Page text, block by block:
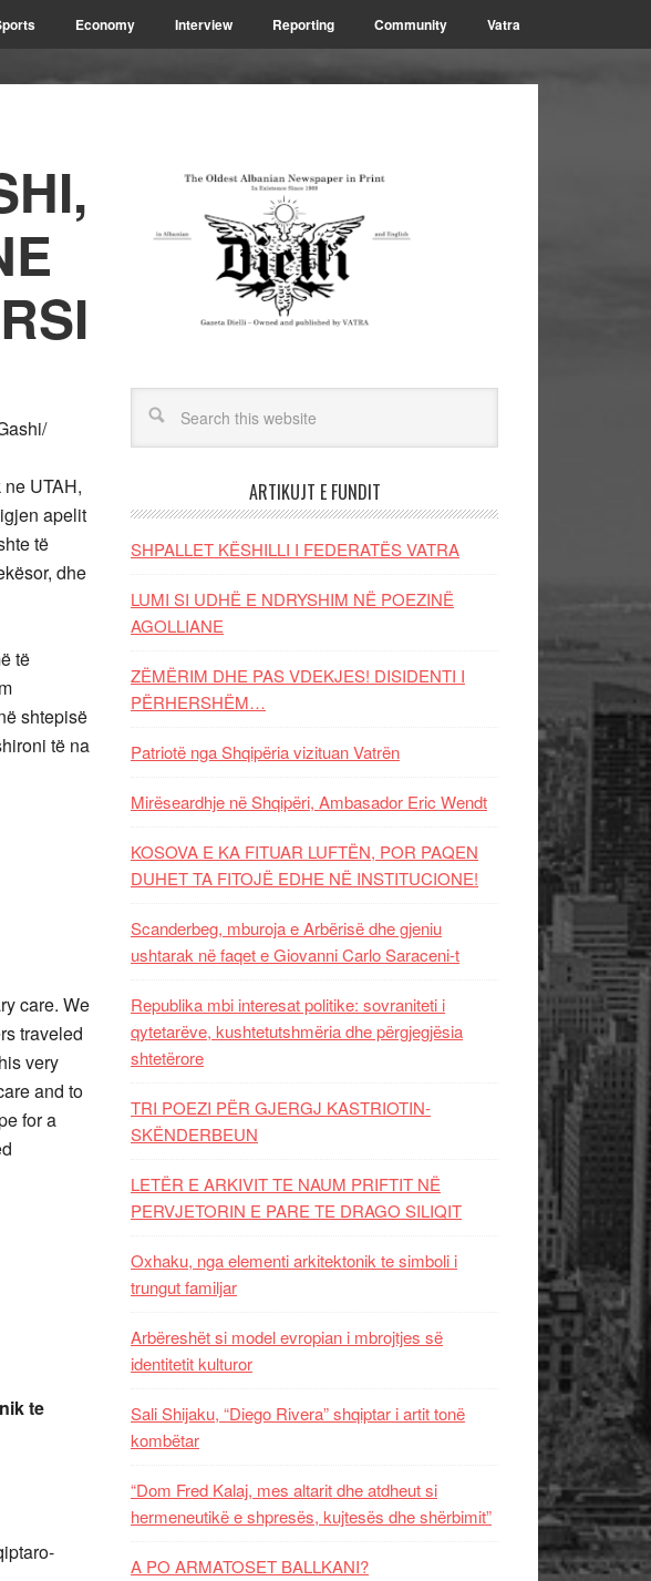
Economy Interview Reporting Community Vatra
UTAH,
apelit
të
dhe
të
shtepisë
të na
care. We
traveled
very
and to
for a
te
ARTIKUJT E FUNDIT
SHPALLET KËSHILLI I FEDERATËS VATRA
LUMI SI UDHË E NDRYSHIM NË POEZINË
AGOLLIANE
ZËMËRIM DHE PAS VDEKJES! DISIDENTI I
PËRHERSHËM…
Patriotë nga Shqipëria vizituan Vatrën
Mirëseardhje në Shqipëri, Ambasador Eric Wendt
KOSOVA E KA FITUAR LUFTËN, POR PAQEN
DUHET TA FITOJË EDHE NË INSTITUCIONE!
Scanderbeg, mburoja e Arbërisë dhe gjeniu
ushtarak në faqet e Giovanni Carlo Saraceni-t
Republika mbi interesat politike: sovraniteti i
qytetarëve, kushtetutshmëria dhe përgjegjësia
shtetërore
TRI POEZI PËR GJERGJ KASTRIOTIN-
SKËNDERBEUN
LETËR E ARKIVIT TE NAUM PRIFTIT NË
PERVJETORIN E PARE TE DRAGO SILIQIT
Oxhaku, nga elementi arkitektonik te simboli i
trungut familjar
Arbëreshët si model evropian i mbrojtjes së
identitetit kulturor
Sali Shijaku, “Diego Rivera” shqiptar i artit tonë
kombëtar
“Dom Fred Kalaj, mes altarit dhe atdheut si
hermeneutikë e shpresës, kujtesës dhe shërbimit”
A PO ARMATOSET BALLKANI?